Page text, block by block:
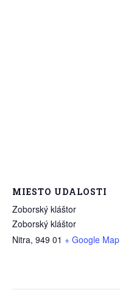
MIESTO UDALOSTI
Zoborský kláštor
Zoborský kláštor
Nitra, 949 01 + Google Map